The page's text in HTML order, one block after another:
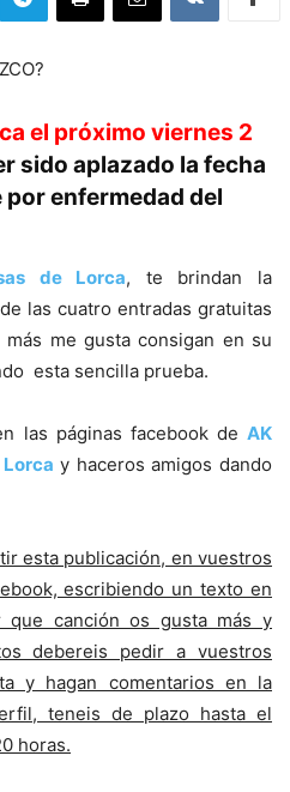
el próximo viernes 2
sido aplazado la fecha
enfermedad del
de Lorca, te brindan la
las cuatro entradas gratuitas
me gusta consigan en su
esta sencilla prueba.
las páginas facebook de AK
y haceros amigos dando
esta publicación, en vuestros
escribiendo un texto en
canción os gusta más y
debereis pedir a vuestros
y hagan comentarios en la
teneis de plazo hasta el
horas.